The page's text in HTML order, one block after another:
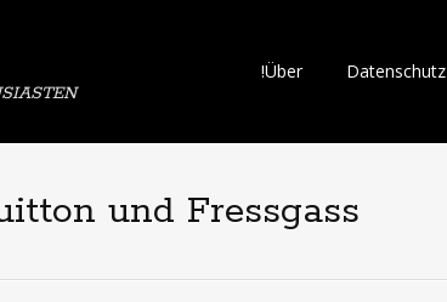
Skip
!Über Datenschutz
und Fressgass